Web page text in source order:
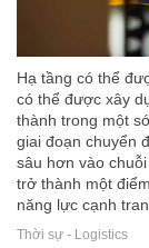
Hạ tầng có thể
có thể được xây
thành trong một
giai đoạn chuyển
sâu hơn vào
trở thành một
năng lực cạnh
Thời sự - Logistics